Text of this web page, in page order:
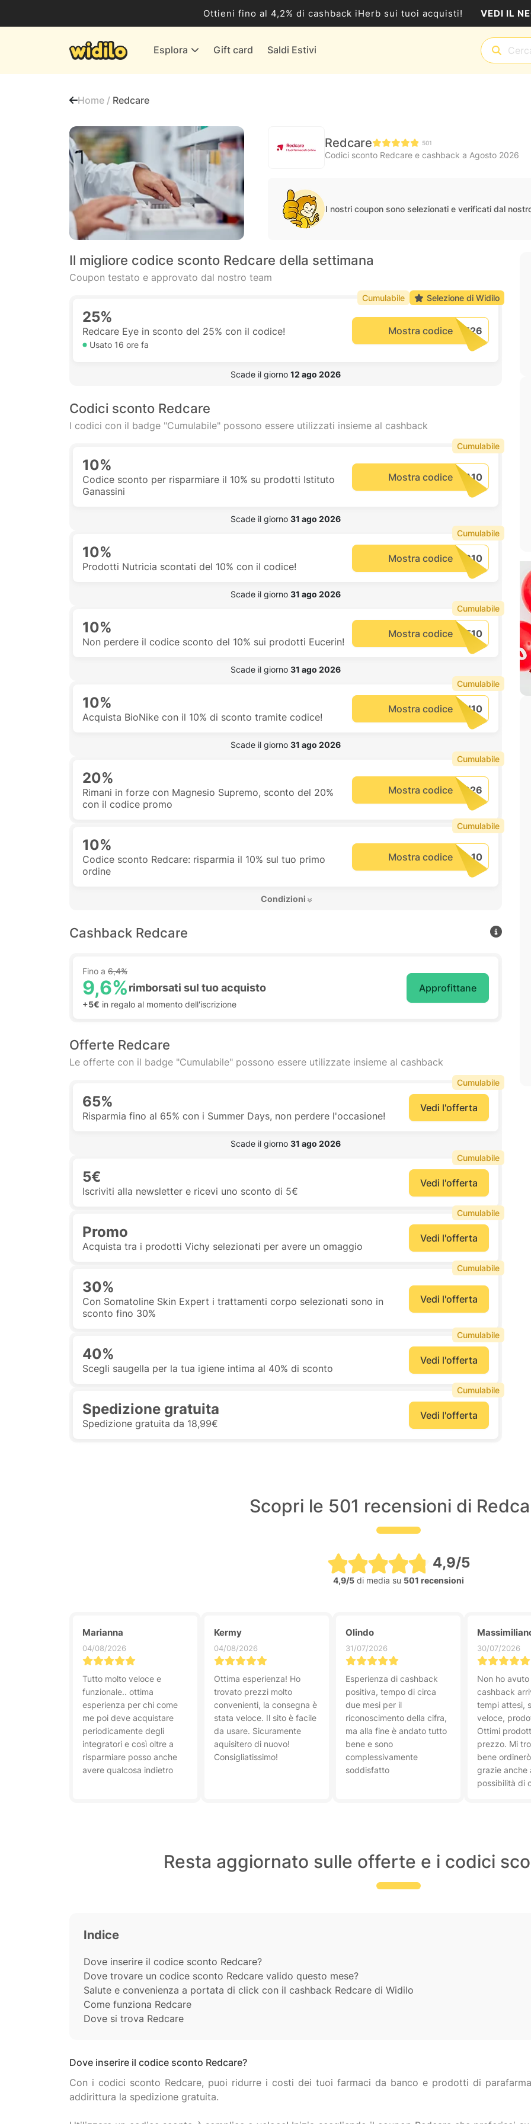
Ottieni fino al 4,2% di cashback iHerb sui tuoi acquisti! VEDI IL
Esplora Gift card Saldi Estivi
Banche & Assicurazioni
Home / Redcare
Redcare 501
Codici sconto Redcare e cashback a Agosto 2026
I nostri coupon sono selezionati e verificati dal
Il migliore codice sconto Redcare della settimana
Coupon testato e approvato dal nostro team
25%
Redcare Eye in sconto del 25% con il codice!
Usato 16 ore fa
Mostra codice
Scade il giorno 12 ago 2026
Cumulabile Selezione di Widilo
Codici sconto Redcare
I codici con il badge "Cumulabile" possono essere utilizzati insieme al cashback
10%
Codice sconto per risparmiare il 10% su prodotti Istituto
Ganassini
Mostra codice
Scade il giorno 31 ago 2026
Cumulabile
10%
Prodotti Nutricia scontati del 10% con il codice!
Mostra codice
Scade il giorno 31 ago 2026
Cumulabile
10%
Non perdere il codice sconto del 10% sui prodotti Eucerin!
Mostra codice
Scade il giorno 31 ago 2026
Cumulabile
10%
Acquista BioNike con il 10% di sconto tramite codice!
Mostra codice
Scade il giorno 31 ago 2026
Cumulabile
20%
Rimani in forze con Magnesio Supremo, sconto del 20%
con il codice promo
Mostra codice
Cumulabile
10%
Codice sconto Redcare: risparmia il 10% sul tuo primo
ordine
Mostra codice
Condizioni
Cumulabile
Cashback Redcare
Fino a 6,4%
9,6%rimborsati sul tuo acquisto
+5€ in regalo al momento dell'iscrizione
Approfittane
Offerte Redcare
Le offerte con il badge "Cumulabile" possono essere utilizzate insieme al cashback
65%
Risparmia fino al 65% con i Summer Days, non perdere l'occasione!
Vedi l'offerta
Scade il giorno 31 ago 2026
Cumulabile
5€
Iscriviti alla newsletter e ricevi uno sconto di 5€
Vedi l'offerta
Cumulabile
Promo
Acquista tra i prodotti Vichy selezionati per avere un omaggio
Vedi l'offerta
Cumulabile
30%
Con Somatoline Skin Expert i trattamenti corpo selezionati sono in
sconto fino 30%
Vedi l'offerta
Cumulabile
40%
Scegli saugella per la tua igiene intima al 40% di sconto
Vedi l'offerta
Cumulabile
Spedizione gratuita
Spedizione gratuita da 18,99€
Vedi l'offerta
Cumulabile
Scopri le 501 recensioni di
4,9/5
4,9/5di media su 501 recensioni
Marianna
04/08/2026
Tutto molto veloce e
funzionale.. ottima
esperienza per chi come
me poi deve acquistare
periodicamente degli
integratori e così oltre a
risparmiare posso anche
avere qualcosa indietro
Kermy
04/08/2026
Ottima esperienza! Ho
trovato prezzi molto
convenienti, la consegna è
stata veloce. Il sito è facile
da usare. Sicuramente
aquisitero di nuovo!
Consigliatissimo!
Olindo
31/07/2026
Esperienza di cashback
positiva, tempo di circa
due mesi per il
riconoscimento della cifra,
ma alla fine è andato tutto
bene e sono
complessivamente
soddisfatto
30/07/2026
Non ho
cashback
tempi attesi,
veloce,
Ottimi
prezzo. Mi
bene
grazie anche
possibilità di
Resta aggiornato sulle offerte e i codici
Indice
Dove inserire il codice sconto Redcare?
Dove trovare un codice sconto Redcare valido questo mese?
Salute e convenienza a portata di click con il cashback Redcare di Widilo
Come funziona Redcare
Dove si trova Redcare
Dove inserire il codice sconto Redcare?
Con i codici sconto Redcare, puoi ridurre i costi dei tuoi farmaci da banco e prodotti di
addirittura la spedizione gratuita.